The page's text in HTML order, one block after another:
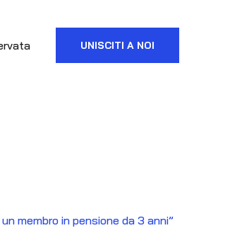
UNISCITI A NOI
membro in pensione da 3 anni”